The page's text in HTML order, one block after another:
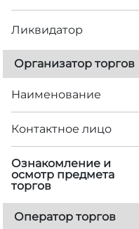
Ликвидатор
Организатор торгов
Наименование
Контактное лицо
Ознакомление и
осмотр предмета
торгов
Оператор торгов